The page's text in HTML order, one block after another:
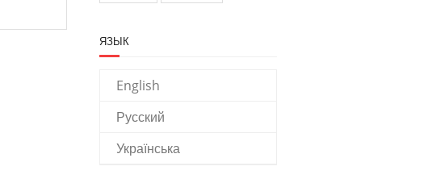
ЯЗЫК
English
Русский
Українська